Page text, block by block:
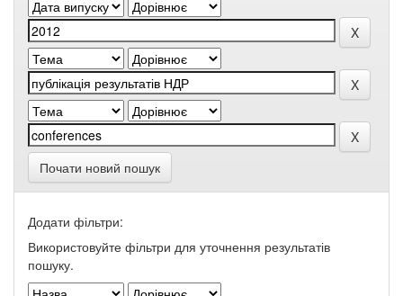
Почати новий пошук
Додати фільтри:
Використовуйте фільтри для уточнення результатів
пошуку.